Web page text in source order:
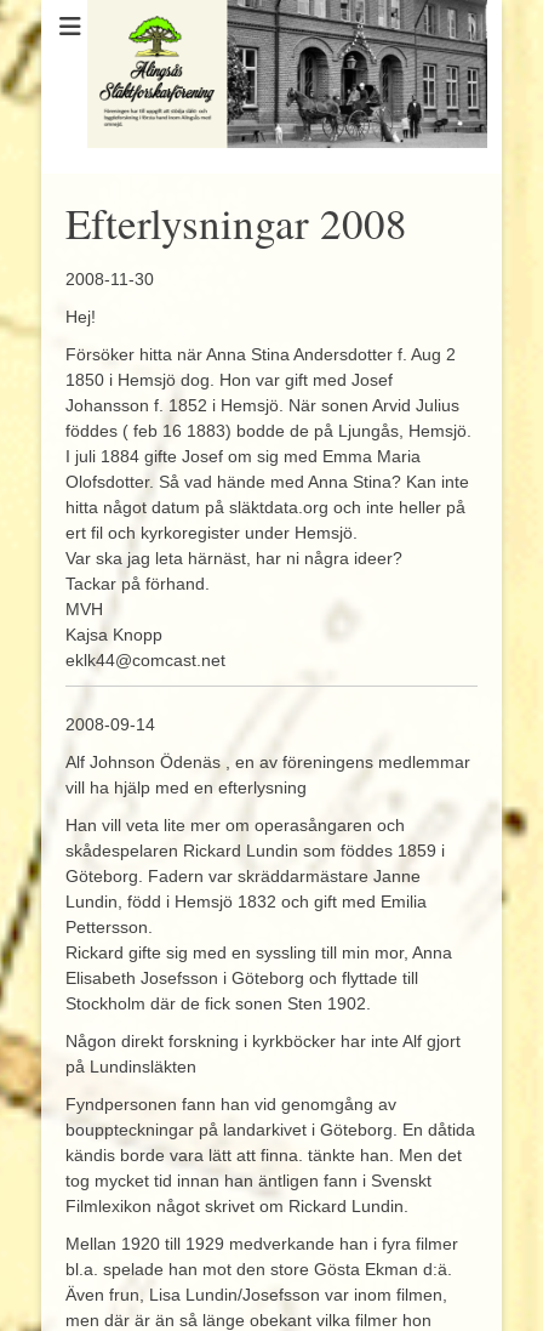
Efterlysningar 2008
2008-11-30
Hej!
Försöker hitta när Anna Stina Andersdotter f. Aug 2
1850 i Hemsjö dog. Hon var gift med Josef
Johansson f. 1852 i Hemsjö. När sonen Arvid Julius
föddes ( feb 16 1883) bodde de på Ljungås, Hemsjö.
I juli 1884 gifte Josef om sig med Emma Maria
Olofsdotter. Så vad hände med Anna Stina? Kan inte
hitta något datum på släktdata.org och inte heller på
ert fil och kyrkoregister under Hemsjö.
Var ska jag leta härnäst, har ni några ideer?
Tackar på förhand.
MVH
Kajsa Knopp
eklk44@comcast.net
2008-09-14
Alf Johnson Ödenäs , en av föreningens medlemmar
vill ha hjälp med en efterlysning
Han vill veta lite mer om operasångaren och
skådespelaren Rickard Lundin som föddes 1859 i
Göteborg. Fadern var skräddarmästare Janne
Lundin, född i Hemsjö 1832 och gift med Emilia
Pettersson.
Rickard gifte sig med en syssling till min mor, Anna
Elisabeth Josefsson i Göteborg och flyttade till
Stockholm där de fick sonen Sten 1902.
Någon direkt forskning i kyrkböcker har inte Alf gjort
på Lundinsläkten
Fyndpersonen fann han vid genomgång av
bouppteckningar på landarkivet i Göteborg. En dåtida
kändis borde vara lätt att finna. tänkte han. Men det
tog mycket tid innan han äntligen fann i Svenskt
Filmlexikon något skrivet om Rickard Lundin.
Mellan 1920 till 1929 medverkande han i fyra filmer
bl.a. spelade han mot den store Gösta Ekman d:ä.
Även frun, Lisa Lundin/Josefsson var inom filmen,
men där är än så länge obekant vilka filmer hon